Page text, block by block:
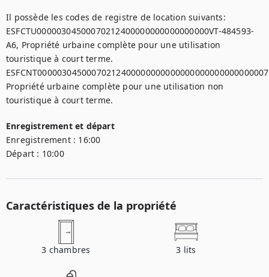
Il possède les codes de registre de location suivants:
ESFCTU00000304500070212400000000000000000VT-484593-
A6, Propriété urbaine complète pour une utilisation
touristique à court terme.
Propriété urbaine complète pour une utilisation non
touristique à court terme.
Enregistrement et départ
Enregistrement : 16:00
Départ : 10:00
Caractéristiques de la propriété
3 chambres 3 lits